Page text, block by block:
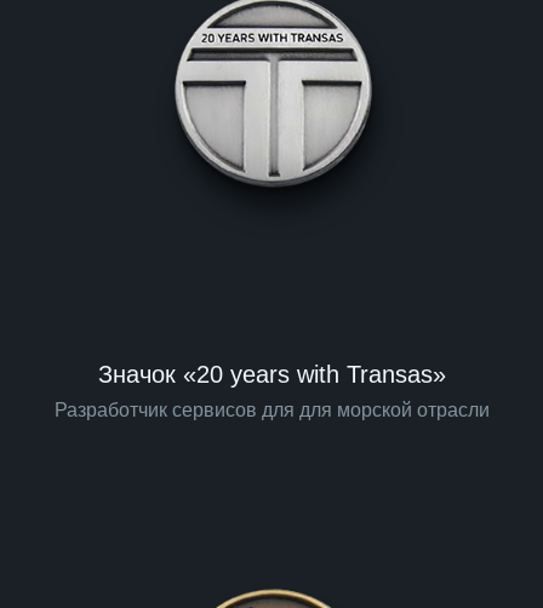
Значок «20 years with Transas»
Разработчик сервисов для для морской отрасли